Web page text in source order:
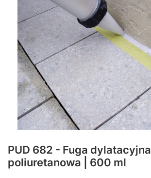
PUD 682 - Fuga dylatacyjna
poliuretanowa | 600 ml